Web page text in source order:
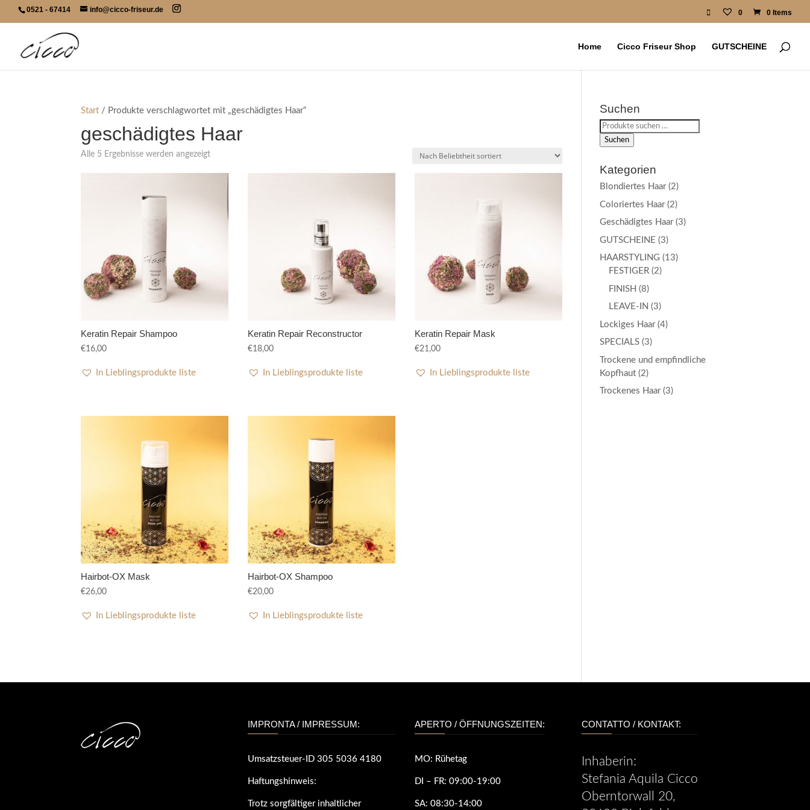
0521 - 67414 info@cicco-friseur.de 0 0 Items
Home Cicco Friseur Shop GUTSCHEINE
Start / Produkte verschlagwortet mit „geschädigtes Haar“
geschädigtes Haar
Alle 5 Ergebnisse werden angezeigtNach
sortiert
Keratin Repair Shampoo
€16,00
In Lieblingsprodukte liste
Keratin Repair Reconstructor
€18,00
In Lieblingsprodukte liste
Keratin Repair Mask
€21,00
In Lieblingsprodukte liste
Hairbot-OX Mask
€26,00
In Lieblingsprodukte liste
Hairbot-OX Shampoo
€20,00
In Lieblingsprodukte liste
Suchen
Suchen
nach:
Suchen
Kategorien
Blondiertes Haar (2)
Coloriertes Haar (2)
Geschädigtes Haar (3)
GUTSCHEINE (3)
HAARSTYLING (13)
FESTIGER (2)
FINISH (8)
LEAVE-IN (3)
Lockiges Haar (4)
SPECIALS (3)
Trockene und empfindliche
Kopfhaut (2)
Trockenes Haar (3)
IMPRONTA / IMPRESSUM:
Umsatzsteuer-ID 305 5036 4180
Haftungshinweis:
Trotz sorgfältiger inhaltlicher
APERTO / ÖFFNUNGSZEITEN:
MO: Rühetag
DI – FR:09:00-19:00
SA:08:30-14:00
CONTATTO / KONTAKT:
Inhaberin:
Stefania Aquila Cicco
Oberntorwall 20,